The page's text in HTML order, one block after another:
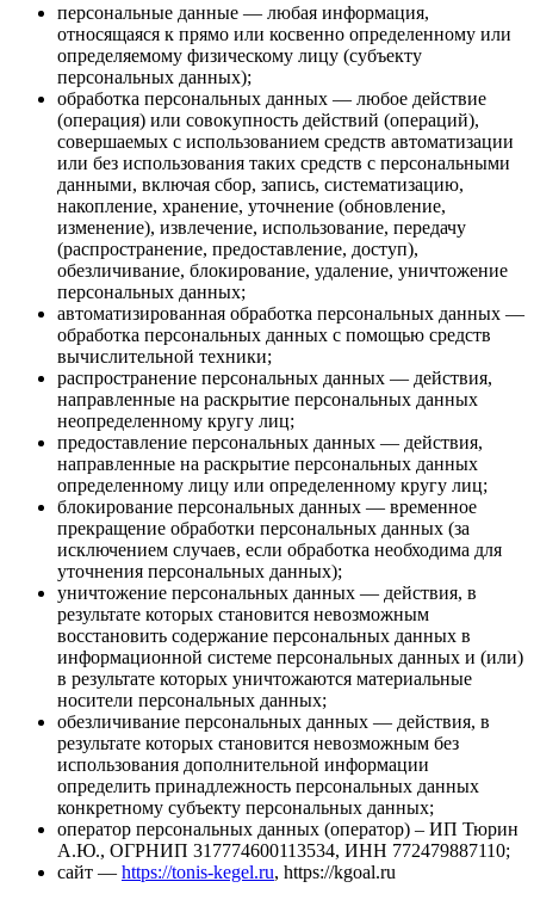
персональные данные — любая информация,
относящаяся к прямо или косвенно определенному или
определяемому физическому лицу (субъекту
персональных данных);
обработка персональных данных — любое действие
(операция) или совокупность действий (операций),
совершаемых с использованием средств автоматизации
или без использования таких средств с персональными
данными, включая сбор, запись, систематизацию,
накопление, хранение, уточнение (обновление,
изменение), извлечение, использование, передачу
(распространение, предоставление, доступ),
обезличивание, блокирование, удаление, уничтожение
персональных данных;
автоматизированная обработка персональных данных —
обработка персональных данных с помощью средств
вычислительной техники;
распространение персональных данных — действия,
направленные на раскрытие персональных данных
неопределенному кругу лиц;
предоставление персональных данных — действия,
направленные на раскрытие персональных данных
определенному лицу или определенному кругу лиц;
блокирование персональных данных — временное
прекращение обработки персональных данных (за
исключением случаев, если обработка необходима для
уточнения персональных данных);
уничтожение персональных данных — действия, в
результате которых становится невозможным
восстановить содержание персональных данных в
информационной системе персональных данных и (или)
в результате которых уничтожаются материальные
носители персональных данных;
обезличивание персональных данных — действия, в
результате которых становится невозможным без
использования дополнительной информации
определить принадлежность персональных данных
конкретному субъекту персональных данных;
оператор персональных данных (оператор) – ИП Тюрин
А.Ю., ОГРНИП 317774600113534, ИНН 772479887110;
сайт — https://tonis-kegel.ru, https://kgoal.ru